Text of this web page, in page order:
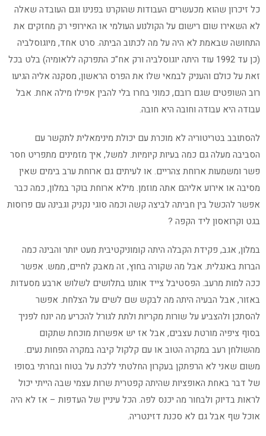
כל זיכרון שהוא מכעשרים העבודות שהוקרנו בפנינו וגם העובדה שאלה
לא השאירו שום רישום על הקולנוע העולמי או האירופי רק מחזקים את
התחושה שבאמת לא היה על מה לכתוב הביתה. סרט אחד, מיוגוסלביה
(כן עד 1992 עוד היתה יוגוסלביה ורק אח"כ התפרקה ללאומיה) בלט בכל
זאת על כולם והעניק לבמאי שלו את הפרס הראשון, מסקנה אליה הגיעו
רוב השופטים שגם רובם, כמוני בחרו בלי להבין אפילו מילה אחת. אבל
עבודה היא עבודה וחובה היא חובה.
להסתובב בטריטוריה לא מוכרת עם יכולת מינימאלית לתקשר עם
הסביבה מעלה גם כמה בעיות קיומיות. למשל, איך מזמינים מתפריט חסר
פשר ומשמעות ארוחת צהריים. או לעיתים גם ארוחת ערב בימים שאין
מסיבה או אירוע אליהם אתה מוזמן. מילא ארוחת בוקר במלון, כמה כבר
אפשר להכשל בין חביתה לביצה קשה וכמה סוגי נקניק וגבינה עם פרוסות
בגט וקרואסון ליד הקפה ?
במלון, אגב, פקידת הקבלה היתה קומוניקטיבית מעט יותר והבינה כמה
הברות באנגלית. אבל מה שקורה בחוץ, זה מאבק לחיים, ממש. אפשר
ככה למות מרעב. הפסטיבל צייד אותנו בתלושים לשלוש ארבע מסעדות
באזור, אבל הבעיה היתה מה לבקש שם לשים על הצלחת. אפשר
להסתכן ולהצביע על שורות מקריות ולתת לגורל להכריע מה יונח לפניך
בסוף ציפיה מורטת עצבים, אבל אז יש אפשרות מוכחת שתקום
מהשולחן רעב במקרה הטוב או עם קלקול קיבה במקרה הפחות נעים.
משום שאני לא הרפתקן בעקרון החלטתי ללכת על בטוח ובחרתי בסופו
של דבר באחת האופציות שהיתה קפטרית שרות עצמי שבה הייתי יכול
לראות בדיוק ולבחור מה יכנס לפה. הכל עיניין של העדפות – אז לא היה
אוכל שף אבל גם לא סכנת דזינטריה.